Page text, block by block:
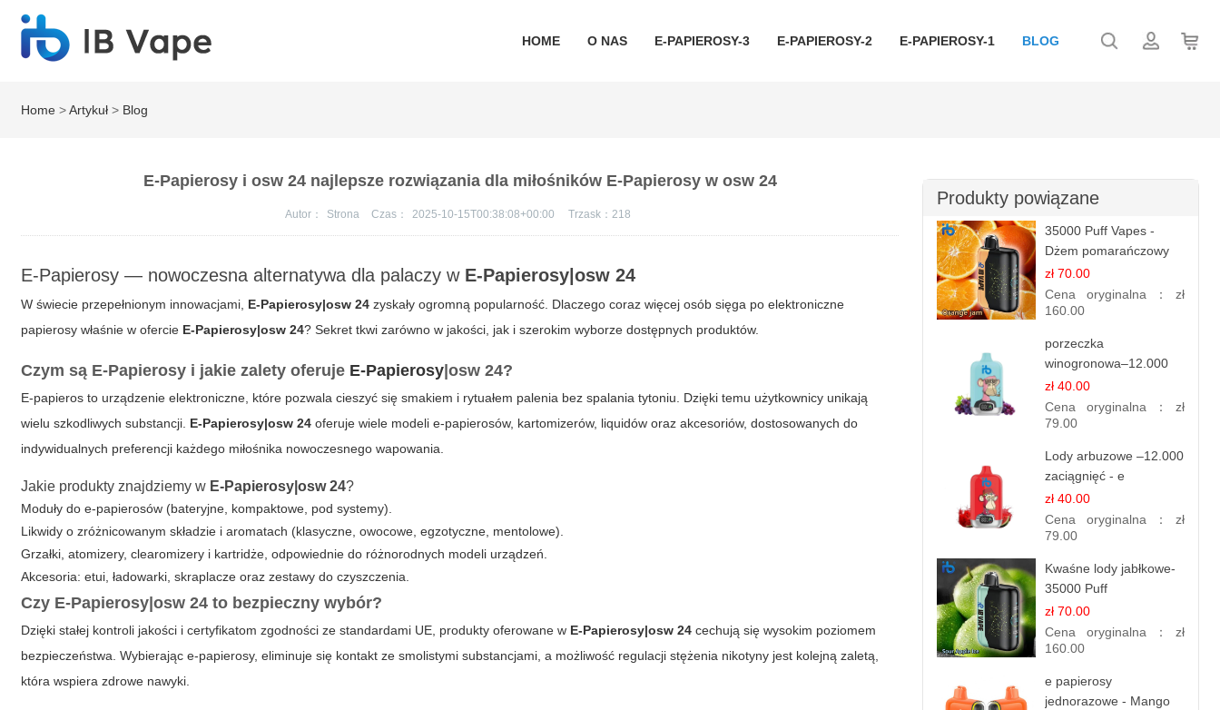
HOME O NAS E-PAPIEROSY-3 E-PAPIEROSY-2 E-PAPIEROSY-1 BLOG
Home >Artykuł > Blog
E-Papierosy i osw 24 najlepsze rozwiązania dla miłośników E-Papierosy w osw 24
Autor： Strona Czas： 2025-10-15T00:38:08+00:00 Trzask： 218
E-Papierosy — nowoczesna alternatywa dla palaczy w E-Papierosy|osw 24
W świecie przepełnionym innowacjami, E-Papierosy|osw 24 zyskały ogromną popularność. Dlaczego coraz więcej osób sięga po elektroniczne
papierosy właśnie w ofercie E-Papierosy|osw 24? Sekret tkwi zarówno w jakości, jak i szerokim wyborze dostępnych produktów.
Czym są E-Papierosy i jakie zalety oferuje E-Papierosy |osw 24?
E-papieros to urządzenie elektroniczne, które pozwala cieszyć się smakiem i rytuałem palenia bez spalania tytoniu. Dzięki temu użytkownicy unikają
wielu szkodliwych substancji. E-Papierosy|osw 24 oferuje wiele modeli e-papierosów, kartomizerów, liquidów oraz akcesoriów, dostosowanych do
indywidualnych preferencji każdego miłośnika nowoczesnego wapowania.
Jakie produkty znajdziemy w E-Papierosy|osw 24?
Moduły do e-papierosów (bateryjne, kompaktowe, pod systemy).
Likwidy o zróżnicowanym składzie i aromatach (klasyczne, owocowe, egzotyczne, mentolowe).
Grzałki, atomizery, clearomizery i kartridże, odpowiednie do różnorodnych modeli urządzeń.
Akcesoria: etui, ładowarki, skraplacze oraz zestawy do czyszczenia.
Czy E-Papierosy|osw 24 to bezpieczny wybór?
Dzięki stałej kontroli jakości i certyfikatom zgodności ze standardami UE, produkty oferowane w E-Papierosy|osw 24 cechują się wysokim poziomem
bezpieczeństwa. Wybierając e-papierosy, eliminuje się kontakt ze smolistymi substancjami, a możliwość regulacji stężenia nikotyny jest kolejną zaletą,
która wspiera zdrowe nawyki.
Produkty powiązane
35000 Puff Vapes -
Dżem pomarańczowy
zł 70.00
Cena oryginalna： zł
160.00
porzeczka
winogronowa–12.000
zaciągnięć - e
papierosy
zł 40.00
Cena oryginalna： zł
79.00
Lody arbuzowe –12.000
zaciągnięć - e
papierosy jednorazowe
zł 40.00
Cena oryginalna： zł
79.00
Kwaśne lody jabłkowe-
35000 Puff
elektroniczny papieros
zł 70.00
Cena oryginalna： zł
160.00
e papierosy
jednorazowe - Mango